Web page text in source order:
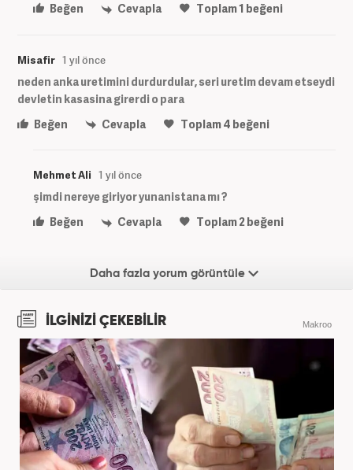
Beğen
Cevapla Toplam1 beğeni
Misafir 1 yıl önce
neden anka uretimini durdurdular, seri uretim devam etseydi
devletin kasasina girerdi o para
Beğen
Cevapla Toplam4 beğeni
Mehmet Ali 1 yıl önce
şimdi nereye giriyor yunanistana mı ?
Beğen
Cevapla Toplam2beğeni
Daha fazla yorum görüntüle
İLGİNİZİ ÇEKEBİLİR Makroo